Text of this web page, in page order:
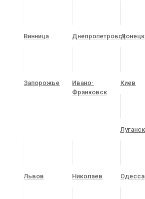
Винница ДнепропетровскДонецк
Запорожье
Ивано-
Франковск
Киев
Луганск
Львов Николаев Одесса